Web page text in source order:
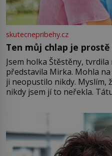
skutecnepribehy.cz
Ten můj chlap je
Jsem holka Štěstěny,
představila Mirka. Mohla
ji neopustilo nikdy. Myslím,
nikdy jsem jí to neřekla.
Jsme spolu moc rádi